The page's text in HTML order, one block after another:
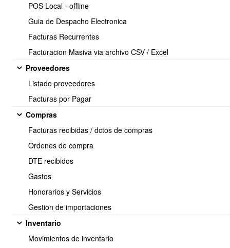
POS Local - offline
Guia de Despacho Electronica
Facturas Recurrentes
Facturacion Masiva via archivo CSV / Excel
Proveedores
Listado proveedores
Facturas por Pagar
Compras
Facturas recibidas / dctos de compras
Ordenes de compra
DTE recibidos
Gastos
Honorarios y Servicios
Gestion de importaciones
Inventario
Movimientos de inventario
Para Seleccionar plantillas liquidacion de sueldo.
Se debe ir a: Mi empresa->Plantillas Documentos->Liquidacion